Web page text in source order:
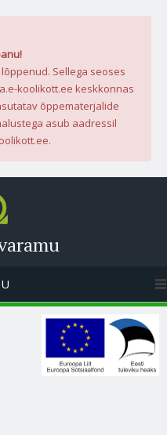
Sellega seoses
koolikott.ee keskkonnas
õppematerjalide
asub aadressil